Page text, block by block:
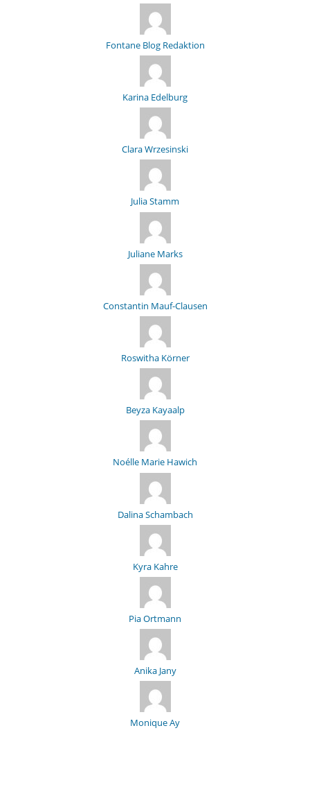
Fontane Blog Redaktion
Karina Edelburg
Clara Wrzesinski
Julia Stamm
Juliane Marks
Constantin Mauf-Clausen
Roswitha Körner
Beyza Kayaalp
Noélle Marie Hawich
Dalina Schambach
Kyra Kahre
Pia Ortmann
Anika Jany
Monique Ay